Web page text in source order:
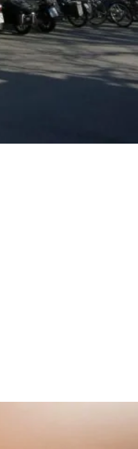
Telefon: +49 89 28760-
117
Fax: +49 89 28760-121
service.de
www.btg-service.de